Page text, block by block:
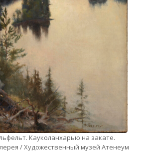
Кауколанхарью на закате.
/ Художественный музей Атенеум